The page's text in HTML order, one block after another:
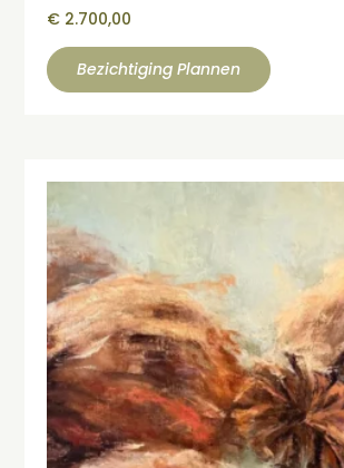
€ 2.700,00
Bezichtiging Plannen